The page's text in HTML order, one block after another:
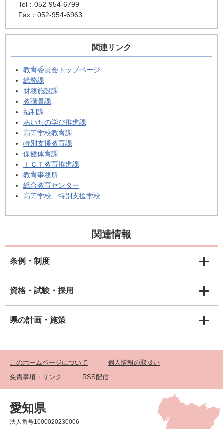
Tel：052-954-6799
Fax：052-954-6963
関連リンク
教育委員会トップページ
総務課
財務施設課
教職員課
福利課
あいちの学び推進課
高等学校教育課
特別支援教育課
保健体育課
ＩＣＴ教育推進課
教育事務所
総合教育センター
高等学校、特別支援学校
関連情報
条例・制度
資格・試験・採用
県の計画・施策
このホームページについて
個人情報の取扱い
免責事項・リンク
RSS配信
愛知県
法人番号1000020230006